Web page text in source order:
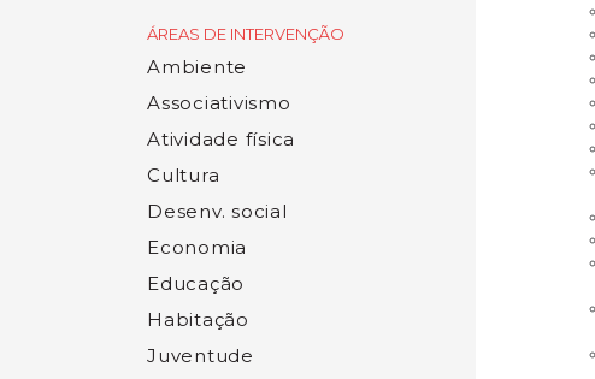
ÁREAS DE INTERVENÇÃO
Ambiente
Associativismo
Atividade física
Cultura
Desenv. social
Economia
Educação
Habitação
Juventude